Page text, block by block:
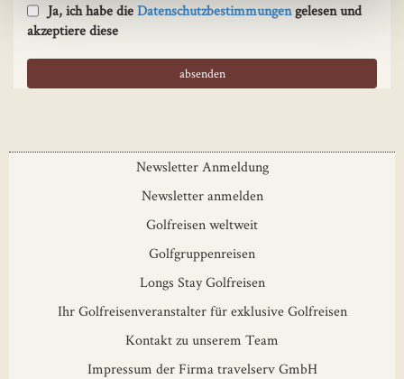
Ja, ich habe dieDatenschutzbestimmungengelesen und
akzeptiere diese
Newsletter Anmeldung
Newsletter anmelden
Golfreisen weltweit
Golfgruppenreisen
Longs Stay Golfreisen
Ihr Golfreisenveranstalter für exklusive Golfreisen
Kontakt zu unserem Team
Impressum der Firma travelserv GmbH